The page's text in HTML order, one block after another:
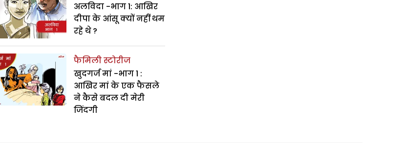
अलविदा -भाग 1: आखिर
दीपा के आंसू क्यों नहीं थम
रहे थे ?
फैमिली स्टोरीज
खुदगर्ज मां -भाग 1 :
आखिर मां के एक फैसले
ने कैसे बदल दी मेरी
जिंदगी